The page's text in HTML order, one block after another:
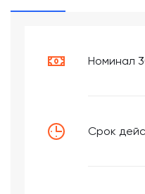
Номинал
Срок